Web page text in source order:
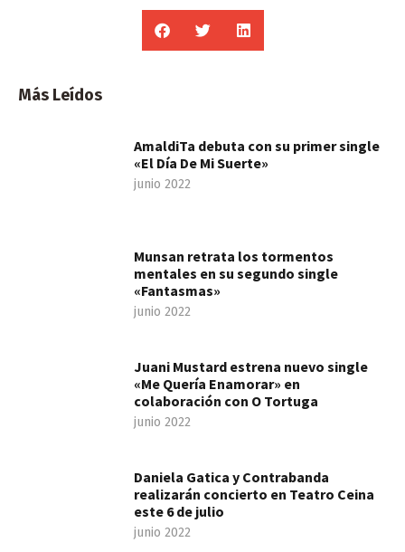
Más Leídos
AmaldiTa debuta con su primer single
«El Día De Mi Suerte»
junio 2022
Munsan retrata los tormentos
mentales en su segundo single
«Fantasmas»
junio 2022
Juani Mustard estrena nuevo single
«Me Quería Enamorar» en
colaboración con O Tortuga
junio 2022
Daniela Gatica y Contrabanda
realizarán concierto en Teatro Ceina
este 6 de julio
junio 2022